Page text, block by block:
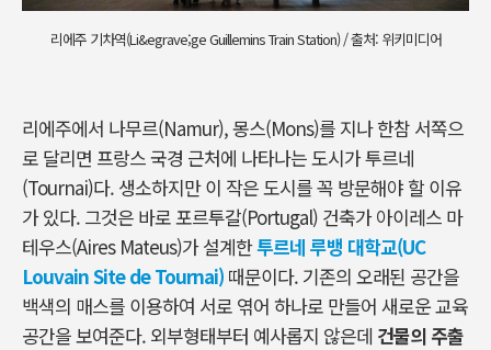
리에주 기차역(Li&egrave;ge Guillemins Train Station) / 출처: 위키미디어
리에주에서 나무르(Namur), 몽스(Mons)를 지나 한참 서쪽으
로 달리면 프랑스 국경 근처에 나타나는 도시가 투르네
(Tournai)다. 생소하지만 이 작은 도시를 꼭 방문해야 할 이유
가 있다. 그것은 바로 포르투갈(Portugal) 건축가 아이레스 마
테우스(Aires Mateus)가 설계한투르네 루뱅 대학교(UC
Louvain Site de Tournai) 때문이다. 기존의 오래된 공간을
백색의 매스를 이용하여 서로 엮어 하나로 만들어 새로운 교육
공간을 보여준다. 외부형태부터 예사롭지 않은데 건물의 주출